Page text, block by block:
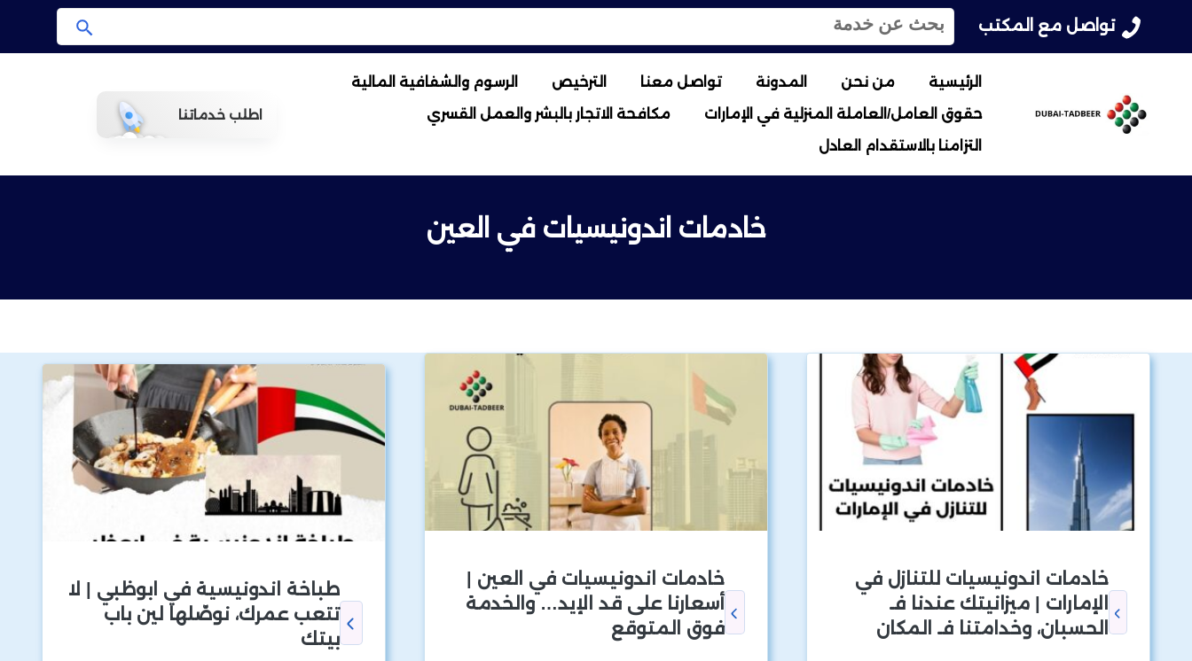
تواصل مع المكتب
ب
ح
ع
ن
:
ب
الرئيسية من نحن المدونة تواصل معنا الترخيص الرسوم والشفافية المالية
حقوق العامل/العاملة المنزلية في الإمارات مكافحة الاتجار بالبشر والعمل القسري
التزامنا بالاستقدام العادل
اطلب خدماتنا
خادمات اندونيسيات في العين
خادمات اندونيسيات للتنازل في
الإمارات | ميزانيتك عندنا فـ
الحسبان، وخدامتنا فـ المكان
خادمات اندونيسيات في العين |
أسعارنا على قد الإيد… والخدمة
فوق المتوقع
طباخة اندونيسية في ابوظبي | لا
تتعب عمرك، نوصّلها لين باب
بيتك